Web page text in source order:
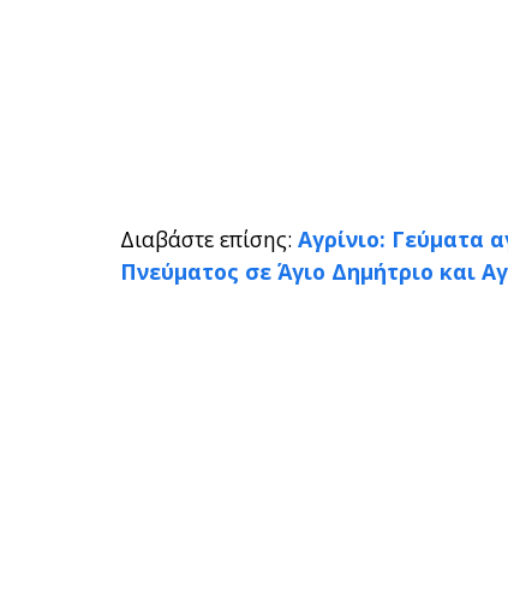
Διαβάστε επίσης:Αγρίνιο: Γεύματα
Πνεύματος σε Άγιο Δημήτριο και